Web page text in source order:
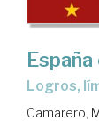
Logros,
Camarero,